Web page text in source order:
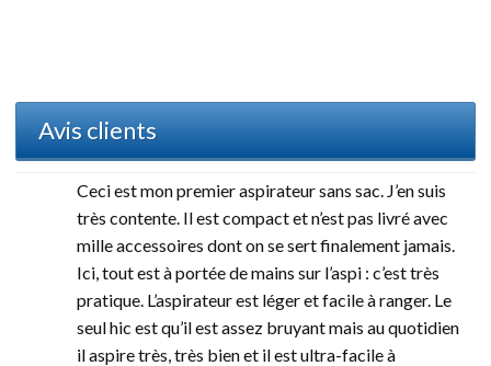
Avis clients
Ceci est mon premier aspirateur sans sac. J’en suis
très contente. Il est compact et n’est pas livré avec
mille accessoires dont on se sert finalement jamais.
Ici, tout est à portée de mains sur l’aspi : c’est très
pratique. L’aspirateur est léger et facile à ranger. Le
seul hic est qu’il est assez bruyant mais au quotidien
il aspire très, très bien et il est ultra-facile à